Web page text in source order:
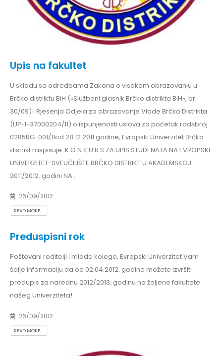
Upis na fakultet
U skladu sa odredbama Zakona o visokom obrazovanju u
Brčko distriktu BiH («Službeni glasnik Brčko distrikta BiH», br.
30/09) i Rjesenja Odjela za obrazovanje Vlade Brčko Distrikta
(UP-I-37000204/11) o ispunjenosti uslova za početak radаbroj
0285RG-001/11od 28.12.2011.godine, Evropski Univerzitet Brčko
distrikt raspisuje: K O N K U R S ZA UPIS STUDENATA NA EVROPSKI
UNIVERZITET-SVEUČILIŠTE BRČKO DISTRIKT U AKADEMSKOJ
2011/2012. godini NA...
26/09/2012
READ MORE...
Preduspisni rok
Poštovani roditelji i mlade kolege, Evropski Univerzitet Vam
šalje informaciju da od 02.04.2012. godine možete izvršiti
predupis za narednu 2012/2013. godinu na željene fakultete
našeg Univerziteta!
26/09/2012
READ MORE...